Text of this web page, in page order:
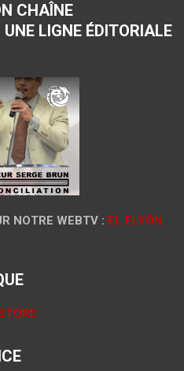
CHAÎNE
LIGNE ÉDITORIALE
NOTRE WEBTV : EL ELYÔN